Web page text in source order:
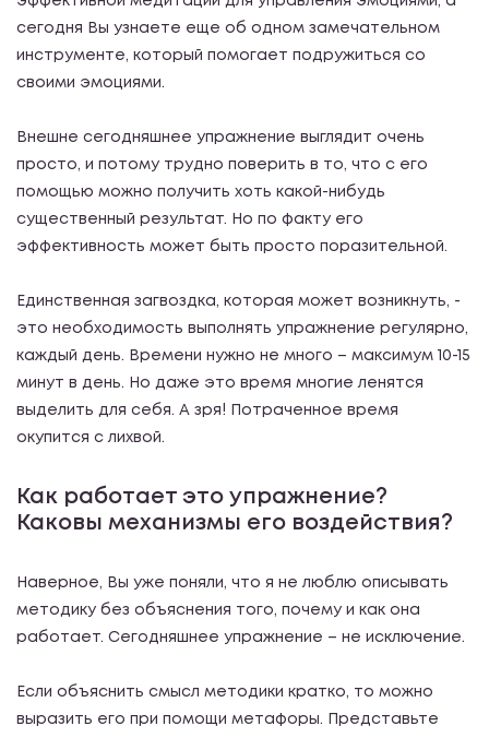
сегодня Вы узнаете еще об одном замечательном
инструменте, который помогает подружиться со
своими эмоциями.
Внешне сегодняшнее упражнение выглядит очень
просто, и потому трудно поверить в то, что с его
помощью можно получить хоть какой-нибудь
существенный результат. Но по факту его
эффективность может быть просто поразительной.
Единственная загвоздка, которая может возникнуть, -
это необходимость выполнять упражнение регулярно,
каждый день. Времени нужно не много – максимум 10-15
минут в день. Но даже это время многие ленятся
выделить для себя. А зря! Потраченное время
окупится с лихвой.
Как работает это упражнение?
Каковы механизмы его воздействия?
Наверное, Вы уже поняли, что я не люблю описывать
методику без объяснения того, почему и как она
работает. Сегодняшнее упражнение – не исключение.
Если объяснить смысл методики кратко, то можно
выразить его при помощи метафоры. Представьте